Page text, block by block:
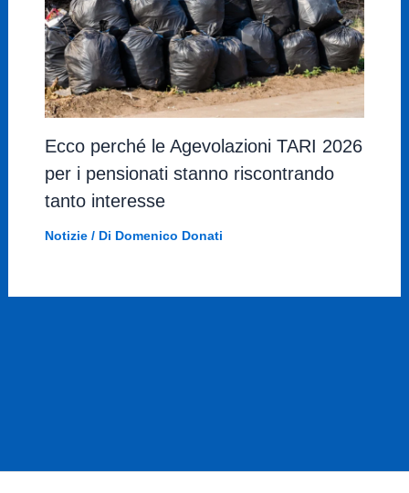
Ecco perché le Agevolazioni TARI 2026
per i pensionati stanno riscontrando
tanto interesse
Notizie/ Di Domenico Donati